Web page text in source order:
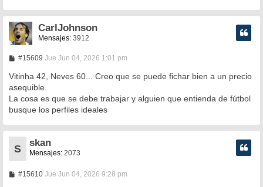
CarlJohnson
Mensajes: 3912
#15609M
n
s
a
j
Jue Jun 04, 2026 1:01 pm
Vitinha 42, Neves 60... Creo que se puede fichar bien a un precio
asequible.
La cosa es que se debe trabajar y alguien que entienda de fútbol
busque los perfiles ideales
S
skan
Mensajes: 2073
#15610MJue Jun 04, 2026 9:28 pm